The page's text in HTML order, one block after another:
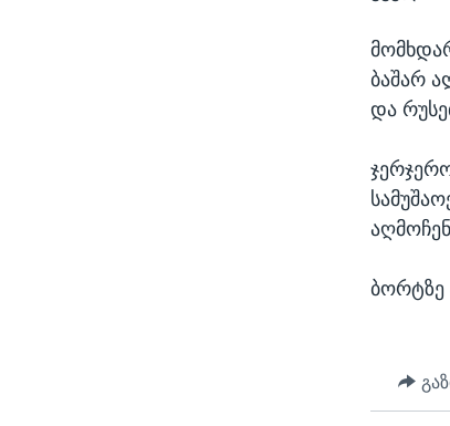
ბაშარ
და
ბორტზე